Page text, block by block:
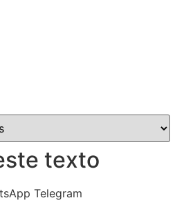
texto
Telegram